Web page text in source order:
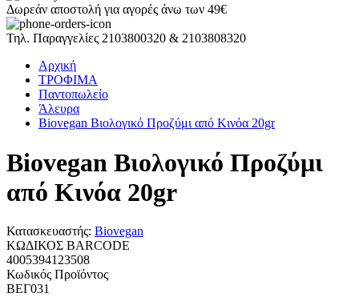
Δωρεάν αποστολή για αγορές άνω των 49€
Τηλ. Παραγγελίες 2103800320 & 2103808320
Αρχική
ΤΡΟΦΙΜΑ
Παντοπωλείο
Άλευρα
Biovegan Βιολογικό Προζύμι από Κινόα 20gr
Biovegan Βιολογικό Προζύμι
από Κινόα 20gr
Κατασκευαστής: Biovegan
ΚΩΔΙΚΟΣ BARCODE
4005394123508
Κωδικός Προϊόντος
ΒΕΓ031